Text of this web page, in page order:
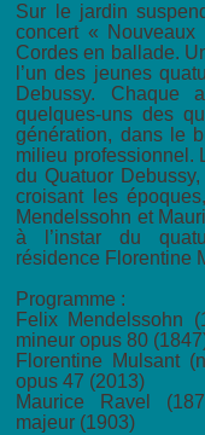
Sur le jardin
concert «
Cordes en ballade.
l’un des jeunes
Debussy. Chaque
quelques-uns des
génération, dans le
milieu professionnel.
du Quatuor
croisant les
Mendelssohn et
à l’instar du
résidence Florentine
Programme :
Felix Mendelssohn
mineur opus 80
Florentine Mulsant
opus 47 (2013)
Maurice Ravel
majeur (1903)